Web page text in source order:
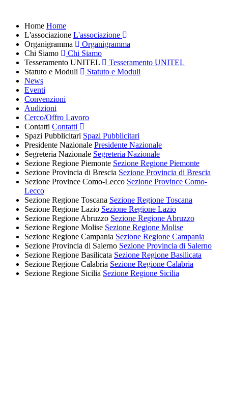
Home Home
L'associazione L'associazione
Organigramma
Organigramma
Chi Siamo
Chi Siamo
Tesseramento UNITEL
Tesseramento UNITEL
Statuto e Moduli
Statuto e Moduli
News
Eventi
Convenzioni
Audizioni
Cerco/Offro Lavoro
Contatti Contatti
Spazi Pubblicitari Spazi Pubblicitari
Presidente Nazionale Presidente Nazionale
Segreteria Nazionale Segreteria Nazionale
Sezione Regione Piemonte Sezione Regione Piemonte
Sezione Provincia di Brescia Sezione Provincia di Brescia
Sezione Province Como-Lecco Sezione Province Como-
Lecco
Sezione Regione Toscana Sezione Regione Toscana
Sezione Regione Lazio Sezione Regione Lazio
Sezione Regione Abruzzo Sezione Regione Abruzzo
Sezione Regione Molise Sezione Regione Molise
Sezione Regione Campania Sezione Regione Campania
Sezione Provincia di Salerno Sezione Provincia di Salerno
Sezione Regione Basilicata Sezione Regione Basilicata
Sezione Regione Calabria Sezione Regione Calabria
Sezione Regione Sicilia Sezione Regione Sicilia